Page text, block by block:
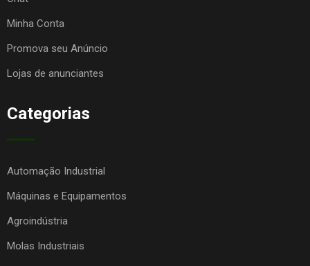
Minha Conta
Promova seu Anúncio
Lojas de anunciantes
Categorias
Automação Industrial
Máquinas e Equipamentos
Agroindústria
Molas Industriais